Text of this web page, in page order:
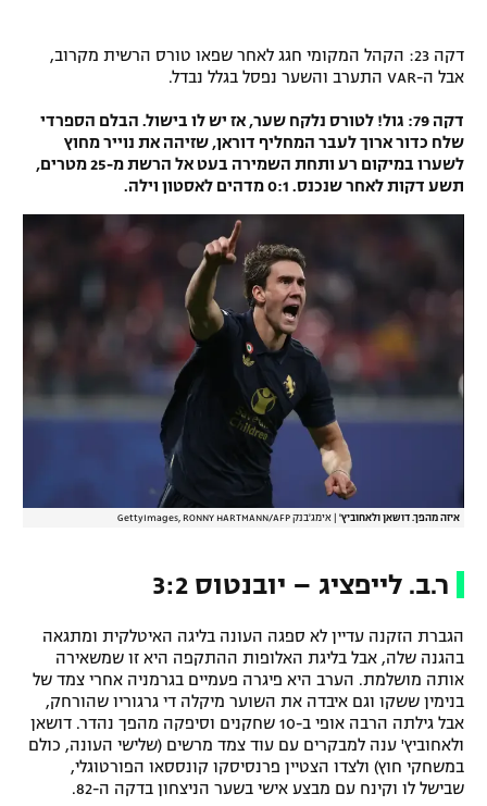
דקה 23: הקהל המקומי חגג לאחר שפאו טורס הרשית מקרוב,
אבל ה-VAR התערב והשער נפסל בגלל נבדל.
דקה 79: גול! לטורס נלקח שער, אז יש לו בישול. הבלם הספרדי
שלח כדור ארוך לעבר המחליף דוראן, שזיהה את נוייר מחוץ
לשערו במיקום רע ותחת השמירה בעט אל הרשת מ-25 מטרים,
תשע דקות לאחר שנכנס. 0:1 מדהים לאסטון וילה.
איזה מהפך. דושאן ולאחוביץ' אימג'בנק GettyImages, RONNY HARTMANN/AFP
ר.ב. לייפציג – יובנטוס 3:2
הגברת הזקנה עדיין לא ספגה העונה בליגה האיטלקית ומתגאה
בהגנה שלה, אבל בליגת האלופות ההתקפה היא זו שמשאירה
אותה מושלמת. הערב היא פיגרה פעמיים בגרמניה אחרי צמד של
בנימין ששקו וגם איבדה את השוער מיקלה די גרגוריו שהורחק,
אבל גילתה הרבה אופי ב-10 שחקנים וסיפקה מהפך נהדר. דושאן
ולאחוביץ' ענה למבקרים עם עוד צמד מרשים (שלישי העונה, כולם
במשחקי חוץ) ולצדו הצטיין פרנסיסקו קונססאו הפורטוגלי,
שבישל לו וקינח עם מבצע אישי בשער הניצחון בדקה ה-82.